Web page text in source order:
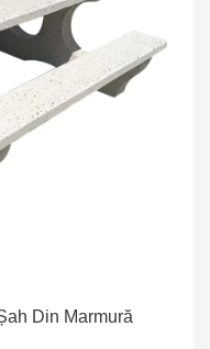
Din Marmură